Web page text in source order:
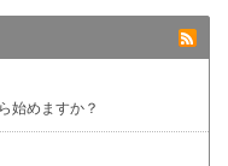
始めますか？